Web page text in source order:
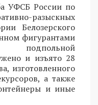
УФСБ России по
разыскных
Белозерского
фигурантами
и изъято 28
изготовленного
а также
и иные